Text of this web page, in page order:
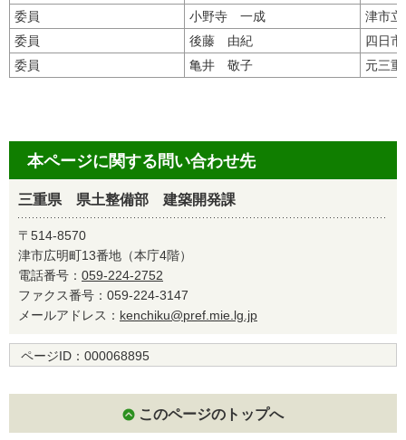
委員
小野寺 一成
津市
委員
後藤 由紀
四日
委員
亀井 敬子 元三
本ページに関する問い合わせ先
三重県 県土整備部 建築開発課
〒514-8570
津市広明町13番地（本庁4階）
電話番号： 059-224-2752
ファクス番号：059-224-3147
メールアドレス： kenchiku@pref.mie.lg.jp
ページID： 000068895
このページのトップへ